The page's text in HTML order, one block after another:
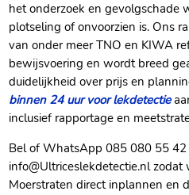
het onderzoek en gevolgschade
plotseling of onvoorzien is.​ Ons
van onder meer TNO en KIWA
bewijsvoering en wordt breed
duidelijkheid over prijs en
binnen 24 uur voor lekdetectie
inclusief rapportage en
Bel of WhatsApp 085 080 55 42
info@Ultriceslekdetectie.​nl
Moerstraten direct inplannen en